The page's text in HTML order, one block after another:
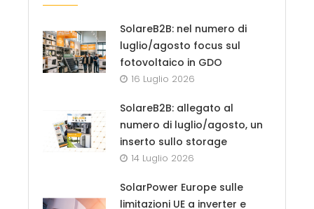
SolareB2B: nel numero di
luglio/agosto focus sul
fotovoltaico in GDO
16 Luglio 2026
SolareB2B: allegato al
numero di luglio/agosto, un
inserto sullo storage
14 Luglio 2026
SolarPower Europe sulle
limitazioni UE a inverter e